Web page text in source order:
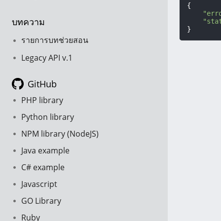
บทความ
รายการบทช่วยสอน
Legacy API v.1
GitHub
PHP library
Python library
NPM library (NodeJS)
Java example
C# example
Javascript
GO Library
Ruby
{
}